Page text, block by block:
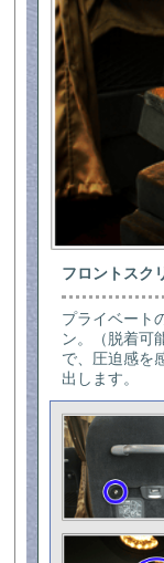
フロントスク
プライベート
ン。（脱着可
で、圧迫感を
出します。